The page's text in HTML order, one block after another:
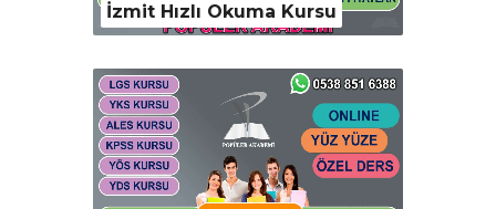
İzmit Hızlı Okuma Kursu